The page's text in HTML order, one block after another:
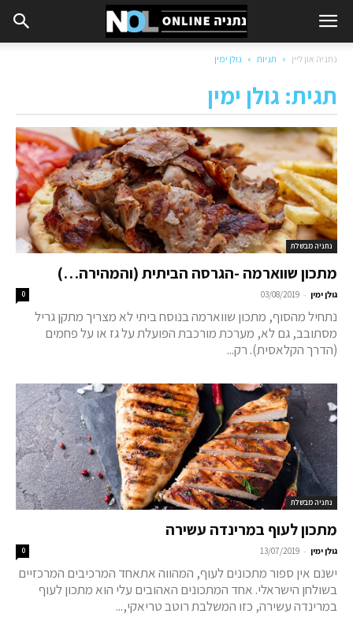
נתניה און ליין תגיות גולן ימין
תגית: גולן ימין
נתניה מבשלת
מתכון שווארמה -הגרסה הביתית (והמהירה…)
גולן ימין -
03/08/2019
0
נתחיל מהסוף, מתכון שווארמה בנוסח ביתי לא מצריך מתקן גריל
מסתובב, גם לא, מערכת מורכבת הפועלת על גז או על פחמים
(הדרך הקלאסית). רק...
נתניה מבשלת
מתכון לעוף במרינדה עשירה
גולן ימין -
13/07/2019
0
ישנם אין ספור מתכונים לעוף, המהווה אתאחד המרכיבים המרכזיים
בשולחן הישראלי. אחד המתכונים האהובים עלי הוא מתכון לעוף
במרינדה עשירה, כזו המשלבת רוטב טריאקי,...